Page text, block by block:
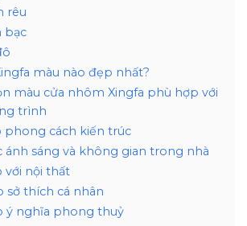
rêu
bạc
màu nào đẹp nhất?
màu cửa nhôm Xingfa phù hợp với
trình
phong cách kiến trúc
ánh sáng và không gian trong nhà
với nội thất
sở thích cá nhân
ý nghĩa phong thuỷ